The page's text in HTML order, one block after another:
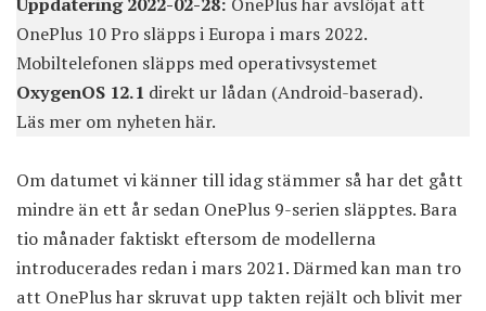
Uppdatering 2022-02-28: OnePlus har avslöjat att
OnePlus 10 Pro släpps i Europa i mars 2022.
Mobiltelefonen släpps med operativsystemet
OxygenOS 12.1 direkt ur lådan (Android-baserad).
Läs mer om nyheten här.
Om datumet vi känner till idag stämmer så har det gått
mindre än ett år sedan OnePlus 9-serien släpptes. Bara
tio månader faktiskt eftersom de modellerna
introducerades redan i mars 2021. Därmed kan man tro
att OnePlus har skruvat upp takten rejält och blivit mer